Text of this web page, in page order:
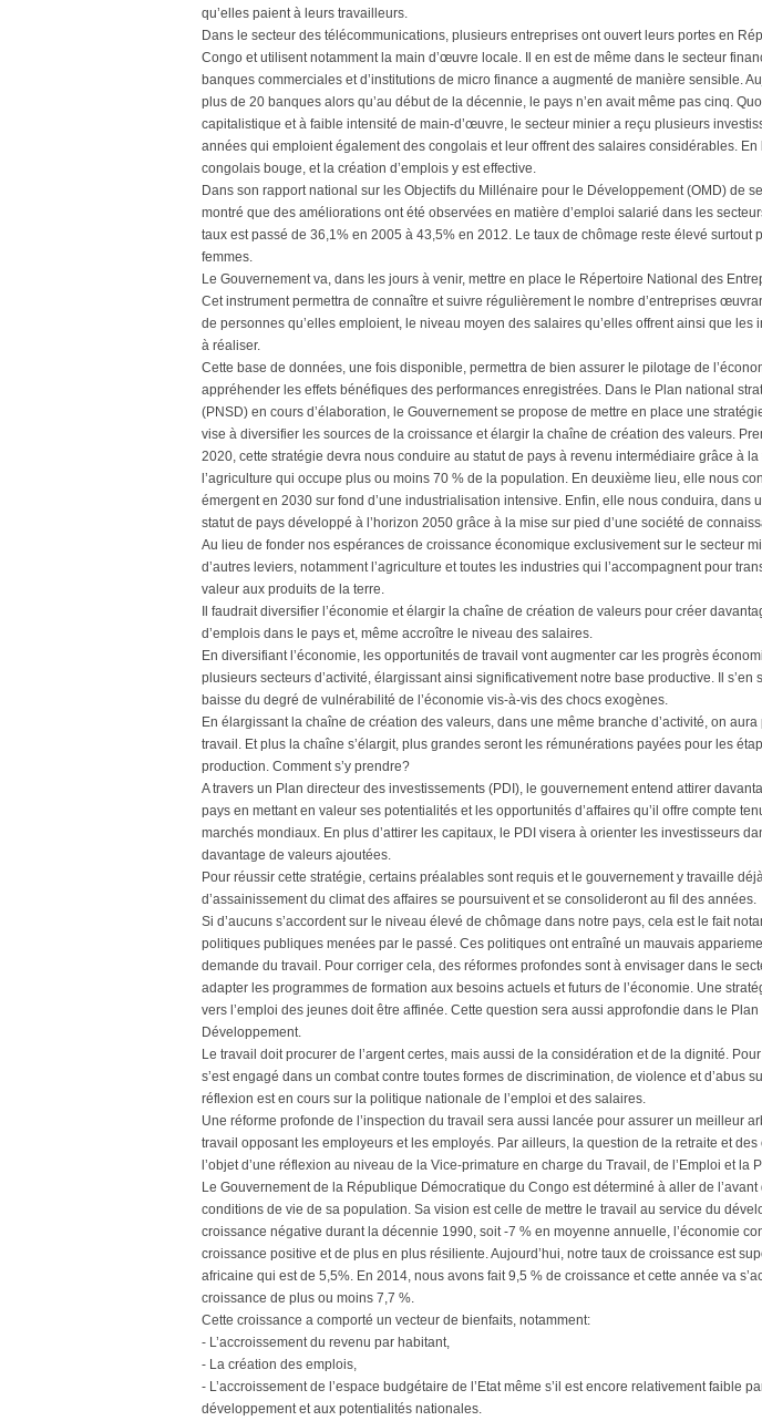
qu’elles paient à leurs travailleurs.
Dans le secteur des télécommunications, plusieurs entreprises ont ouvert leurs portes en
Congo et utilisent notamment la main d’œuvre locale. Il en est de même dans le secteur
banques commerciales et d’institutions de micro finance a augmenté de manière sensible.
plus de 20 banques alors qu’au début de la décennie, le pays n’en avait même pas cinq.
capitalistique et à faible intensité de main-d’œuvre, le secteur minier a reçu plusieurs
années qui emploient également des congolais et leur offrent des salaires considérables. En
congolais bouge, et la création d’emplois y est effective.
Dans son rapport national sur les Objectifs du Millénaire pour le Développement (OMD) de
montré que des améliorations ont été observées en matière d’emploi salarié dans les
taux est passé de 36,1% en 2005 à 43,5% en 2012. Le taux de chômage reste élevé surtout
femmes.
Le Gouvernement va, dans les jours à venir, mettre en place le Répertoire National des
Cet instrument permettra de connaître et suivre régulièrement le nombre d’entreprises
de personnes qu’elles emploient, le niveau moyen des salaires qu’elles offrent ainsi que les
à réaliser.
Cette base de données, une fois disponible, permettra de bien assurer le pilotage de
appréhender les effets bénéfiques des performances enregistrées. Dans le Plan national
(PNSD) en cours d’élaboration, le Gouvernement se propose de mettre en place une
vise à diversifier les sources de la croissance et élargir la chaîne de création des valeurs.
2020, cette stratégie devra nous conduire au statut de pays à revenu intermédiaire grâce à
l’agriculture qui occupe plus ou moins 70 % de la population. En deuxième lieu, elle nous
émergent en 2030 sur fond d’une industrialisation intensive. Enfin, elle nous conduira, dans
statut de pays développé à l’horizon 2050 grâce à la mise sur pied d’une société de
Au lieu de fonder nos espérances de croissance économique exclusivement sur le secteur
d’autres leviers, notamment l’agriculture et toutes les industries qui l’accompagnent pour
valeur aux produits de la terre.
Il faudrait diversifier l’économie et élargir la chaîne de création de valeurs pour créer
d’emplois dans le pays et, même accroître le niveau des salaires.
En diversifiant l’économie, les opportunités de travail vont augmenter car les progrès
plusieurs secteurs d’activité, élargissant ainsi significativement notre base productive. Il s’en
baisse du degré de vulnérabilité de l’économie vis-à-vis des chocs exogènes.
En élargissant la chaîne de création des valeurs, dans une même branche d’activité, on aura
travail. Et plus la chaîne s’élargit, plus grandes seront les rémunérations payées pour les
production. Comment s’y prendre?
A travers un Plan directeur des investissements (PDI), le gouvernement entend attirer
pays en mettant en valeur ses potentialités et les opportunités d’affaires qu’il offre compte
marchés mondiaux. En plus d’attirer les capitaux, le PDI visera à orienter les investisseurs
davantage de valeurs ajoutées.
Pour réussir cette stratégie, certains préalables sont requis et le gouvernement y travaille
d’assainissement du climat des affaires se poursuivent et se consolideront au fil des années.
Si d’aucuns s’accordent sur le niveau élevé de chômage dans notre pays, cela est le fait
politiques publiques menées par le passé. Ces politiques ont entraîné un mauvais
demande du travail. Pour corriger cela, des réformes profondes sont à envisager dans le
adapter les programmes de formation aux besoins actuels et futurs de l’économie. Une
vers l’emploi des jeunes doit être affinée. Cette question sera aussi approfondie dans le
Développement.
Le travail doit procurer de l’argent certes, mais aussi de la considération et de la dignité.
s’est engagé dans un combat contre toutes formes de discrimination, de violence et d’abus
réflexion est en cours sur la politique nationale de l’emploi et des salaires.
Une réforme profonde de l’inspection du travail sera aussi lancée pour assurer un meilleur
travail opposant les employeurs et les employés. Par ailleurs, la question de la retraite et
l’objet d’une réflexion au niveau de la Vice-primature en charge du Travail, de l’Emploi et la
Le Gouvernement de la République Démocratique du Congo est déterminé à aller de l’avant
conditions de vie de sa population. Sa vision est celle de mettre le travail au service du
croissance négative durant la décennie 1990, soit -7 % en moyenne annuelle, l’économie
croissance positive et de plus en plus résiliente. Aujourd’hui, notre taux de croissance est
africaine qui est de 5,5%. En 2014, nous avons fait 9,5 % de croissance et cette année va
croissance de plus ou moins 7,7 %.
Cette croissance a comporté un vecteur de bienfaits, notamment:
- L’accroissement du revenu par habitant,
- La création des emplois,
- L’accroissement de l’espace budgétaire de l’Etat même s’il est encore relativement faible
développement et aux potentialités nationales.